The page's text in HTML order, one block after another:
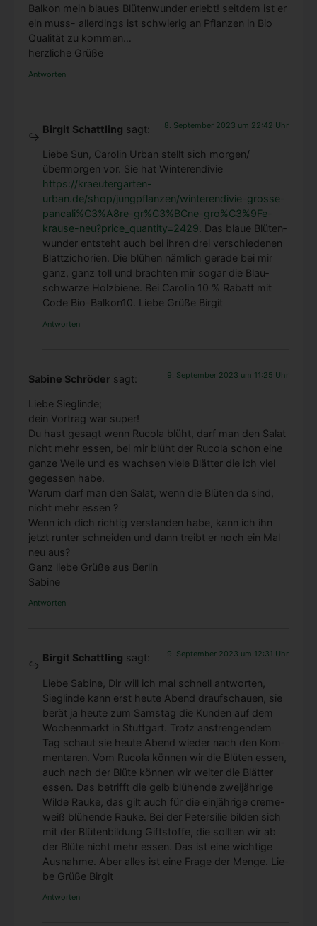
Bal­kon mein blau­es Blü­ten­wun­der erlebt! seit­dem ist er
ein muss- aller­dings ist schwie­rig an Pflan­zen in Bio
Qua­li­tät zu kom­men…
herz­li­che Grü­ße
Antworten
Birgit Schattling sagt: 8. September 2023 um 22:42 Uhr
Lie­be Sun, Caro­lin Urban stellt sich morgen/
übermorgen vor. Sie hat Win­ter­en­di­vie
https://kraeutergarten-
urban.de/shop/jungpflanzen/winterendivie-grosse-
pancali%C3%A8re-gr%C3%BCne-gro%C3%9Fe-
krause-neu?price_quantity=2429 . Das blaue Blü­ten­
wun­der ent­steht auch bei ihren drei ver­schie­de­nen
Blatt­zi­cho­ri­en. Die blü­hen näm­lich gera­de bei mir
ganz, ganz toll und brach­ten mir sogar die Blau­
schwar­ze Holz­bie­ne. Bei Caro­lin 10 % Rabatt mit
Code Bio-Bal­kon­10. Lie­be Grü­ße Bir­git
Antworten
Sabine Schröder sagt: 9. September 2023 um 11:25 Uhr
Lie­be Sieg­lin­de;
dein Vor­trag war super!
Du hast gesagt wenn Ruco­la blüht, darf man den Salat
nicht mehr essen, bei mir blüht der Ruco­la schon eine
gan­ze Wei­le und es wach­sen vie­le Blät­ter die ich viel
geges­sen habe.
War­um darf man den Salat, wenn die Blü­ten da sind,
nicht mehr essen ?
Wenn ich dich rich­tig ver­stan­den habe, kann ich ihn
jetzt run­ter schnei­den und dann treibt er noch ein Mal
neu aus?
Ganz lie­be Grü­ße aus Ber­lin
Sabi­ne
Antworten
Birgit Schattling sagt: 9. September 2023 um 12:31 Uhr
Lie­be Sabi­ne, Dir will ich mal schnell ant­wor­ten,
Sieg­lin­de kann erst heu­te Abend drauf­schau­en, sie
berät ja heu­te zum Sams­tag die Kun­den auf dem
Wochen­markt in Stutt­gart. Trotz anstren­gen­dem
Tag schaut sie heu­te Abend wie­der nach den Kom­
men­ta­ren. Vom Ruco­la kön­nen wir die Blü­ten essen,
auch nach der Blü­te kön­nen wir wei­ter die Blät­ter
essen. Das betrifft die gelb blü­hen­de zwei­jäh­ri­ge
Wil­de Rau­ke, das gilt auch für die ein­jäh­ri­ge creme-
weiß blü­hen­de Rau­ke. Bei der Peter­si­lie bil­den sich
mit der Blü­ten­bil­dung Gift­stof­fe, die soll­ten wir ab
der Blü­te nicht mehr essen. Das ist eine wich­ti­ge
Aus­nah­me. Aber alles ist eine Fra­ge der Men­ge. Lie­
be Grü­ße Bir­git
Antworten
Alternative: